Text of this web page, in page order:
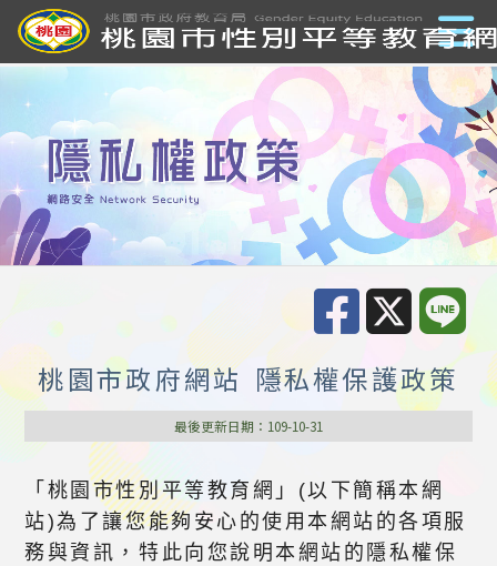
桃園市政府網站 隱私權保護政策
最後更新日期：109-10-31
「桃園市性別平等教育網」(以下簡稱本網
站)為了讓您能夠安心的使用本網站的各項服
務與資訊，特此向您說明本網站的隱私權保